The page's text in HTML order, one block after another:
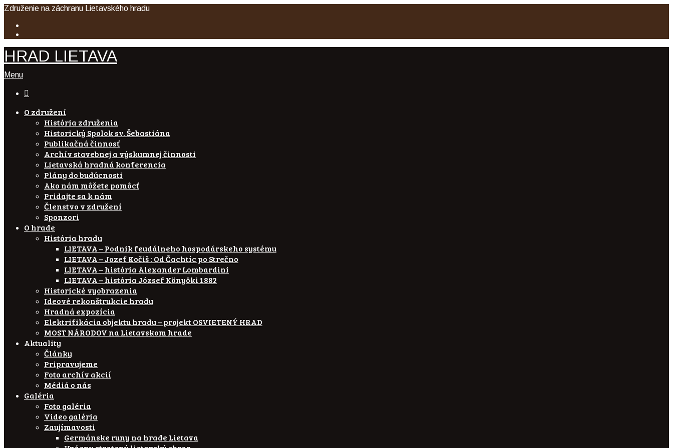
Združenie na záchranu Lietavského hradu
HRAD LIETAVA
Menu

O združení
História združenia
Historický Spolok sv. Šebastiána
Publikačná činnosť
Archív stavebnej a výskumnej činnosti
Lietavská hradná konferencia
Plány do budúcnosti
Ako nám môžete pomôcť
Pridajte sa k nám
Členstvo v združení
Sponzori
O hrade
História hradu
LIETAVA – Podnik feudálneho hospodárskeho systému
LIETAVA – Jozef Kočiš : Od Čachtíc po Strečno
LIETAVA – história Alexander Lombardini
LIETAVA – história József Könyöki 1882
Historické vyobrazenia
Ideové rekonštrukcie hradu
Hradná expozícia
Elektrifikácia objektu hradu – projekt OSVIETENÝ HRAD
MOST NÁRODOV na Lietavskom hrade
Aktuality
Články
Pripravujeme
Foto archív akcií
Médiá o nás
Galéria
Foto galéria
Video galéria
Zaujímavosti
Germánske runy na hrade Lietava